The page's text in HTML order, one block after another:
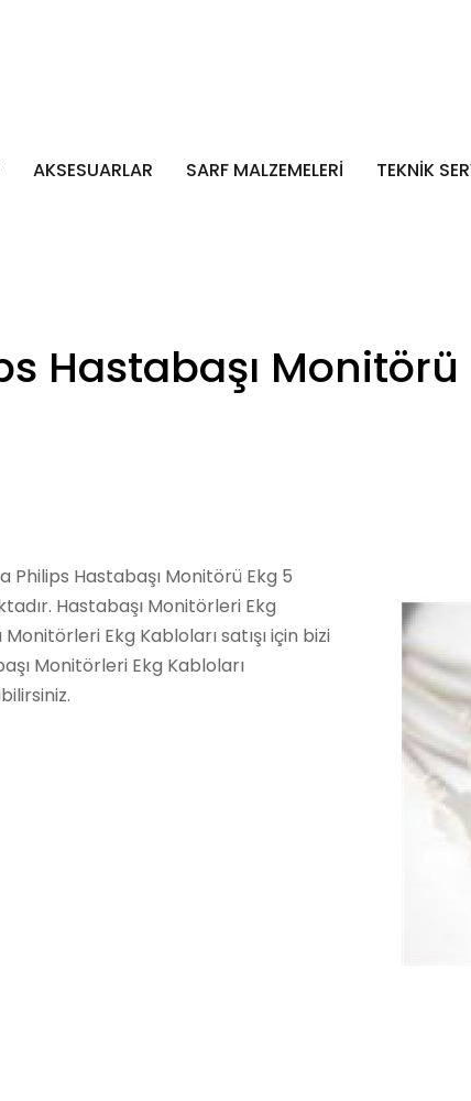
AKSESUARLAR SARF MALZEMELERİ TEKNİK
Hastabaşı
Philips Hastabaşı Monitörü Ekg 5
Hastabaşı Monitörleri Ekg
Ekg Kabloları satışı için bizi
Monitörleri Ekg Kabloları